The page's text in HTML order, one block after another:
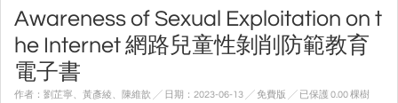
Awareness of Sexual Exploitation on t
he Internet 網路兒童性剝削防範教育
電子書
作者：劉芷寧、黃彥綾、陳維歆 ╱ 日期：2023-06-13 ╱ 免費版 ╱ 已保護 0.00 棵樹